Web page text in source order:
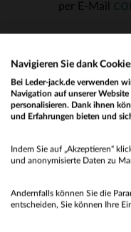
per E-Mail
UNSERE
Navigieren Sie dank
Bei Leder-jack.de verwenden
Navigation auf unserer
personalisieren. Dank ihnen
und Erfahrungen bieten und
Indem Sie auf „Akzeptieren“
und anonymisierte Daten zu
Andernfalls können Sie die
entscheiden, Sie können Ihre